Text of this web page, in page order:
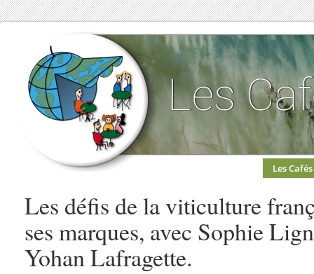
Les Cafés
Les défis de la viticulture
ses marques, avec Sophie
Yohan Lafragette.